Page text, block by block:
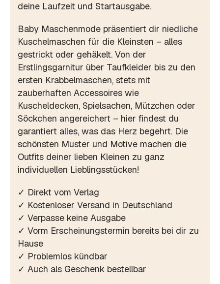
deine Laufzeit und Startausgabe.
Baby Maschenmode präsentiert dir niedliche
Kuschelmaschen für die Kleinsten – alles
gestrickt oder gehäkelt. Von der
Erstlingsgarnitur über Taufkleider bis zu den
ersten Krabbelmaschen, stets mit
zauberhaften Accessoires wie
Kuscheldecken, Spielsachen, Mützchen oder
Söckchen angereichert – hier findest du
garantiert alles, was das Herz begehrt. Die
schönsten Muster und Motive machen die
Outfits deiner lieben Kleinen zu ganz
individuellen Lieblingsstücken!
✓ Direkt vom Verlag
✓ Kostenloser Versand in Deutschland
✓ Verpasse keine Ausgabe
✓ Vorm Erscheinungstermin bereits bei dir zu
Hause
✓ Problemlos kündbar
✓ Auch als Geschenk bestellbar